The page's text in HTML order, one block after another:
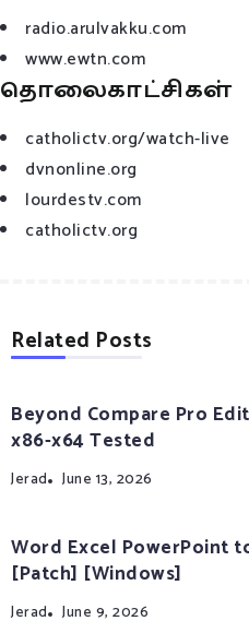
radio.arulvakku.com
www.ewtn.com
தொலைகாட்சிகள்
catholictv.org/watch-live
dvnonline.org
lourdestv.com
catholictv.org
Related Posts
Beyond Compare Pro
x86-x64 Tested
Jerad June 13, 2026
Word Excel PowerPoint
[Patch] [Windows]
Jerad June 9, 2026